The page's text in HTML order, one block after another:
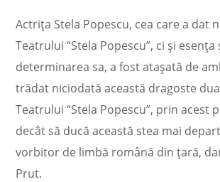
Actrița Stela Popescu, cea care a dat
Teatrului “Stela Popescu”, ci și esența
determinarea sa, a fost atașată de
trădat niciodată această dragoste
Teatrului “Stela Popescu”, prin acest
decât să ducă această stea mai
vorbitor de limbă română din țară,
Prut.